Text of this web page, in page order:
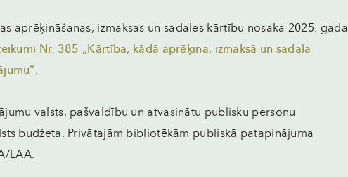
aprēķināšanas, izmaksas un sadales kārtību nosaka 2025. gada
Nr. 385 „Kārtība, kādā aprēķina, izmaksā un sadala
.
valsts, pašvaldību un atvasinātu publisku personu
budžeta. Privātajām bibliotēkām publiskā patapinājuma
LAA.